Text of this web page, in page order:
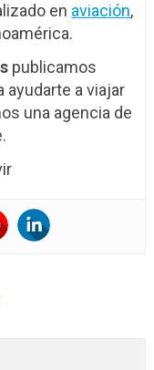
en aviación,
publicamos
ayudarte a viajar
una agencia de